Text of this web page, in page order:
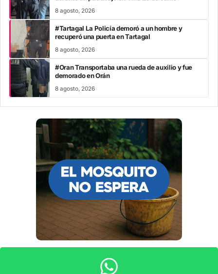
8 agosto, 2026
#Tartagal La Policía demoró a un hombre y
recuperó una puerta en Tartagal
8 agosto, 2026
#Oran Transportaba una rueda de auxilio y fue
demorado en Orán
8 agosto, 2026